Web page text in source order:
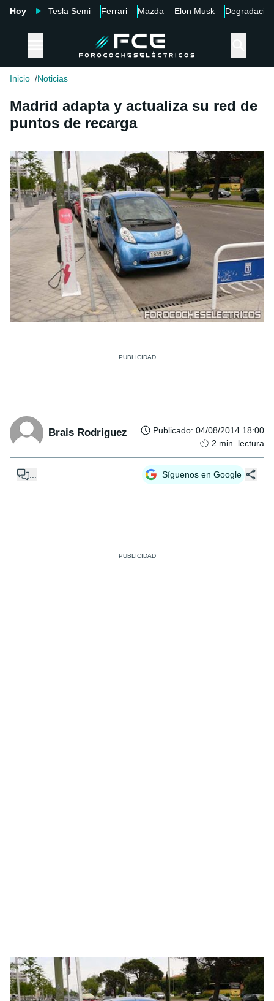
Hoy Tesla Semi Ferrari Mazda Elon Musk Degradación
Inicio Noticias
Madrid adapta y actualiza su red de
puntos de recarga
Brais Rodriguez Publicado: 04/08/2014 18:00
2 min. lectura
Síguenos en Google